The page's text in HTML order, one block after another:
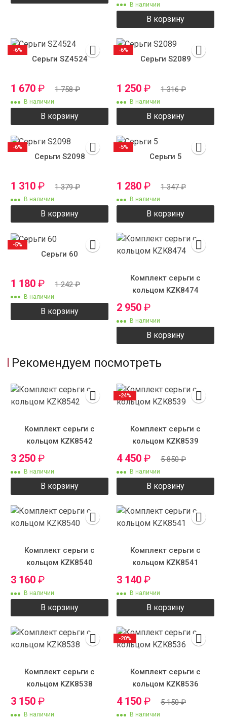
В наличии
В корзину
Серьги SZ4524
1 670 ₽ 1 758₽
В наличии
В корзину
-6%
Серьги S2089
1 250 ₽ 1 316₽
В наличии
В корзину
-6%
Серьги S2098
1 310 ₽ 1 379₽
В наличии
В корзину
-6%
Серьги 5
1 280 ₽ 1 347₽
В наличии
В корзину
-5%
Серьги 60
1 180 ₽ 1 242₽
В наличии
В корзину
-5%
Комплект серьги с
кольцом KZK8474
2 950 ₽
В наличии
В корзину
Рекомендуем посмотреть
Комплект серьги с
кольцом KZK8542
3 250 ₽
В наличии
В корзину
Комплект серьги с
кольцом KZK8539
4 450 ₽ 5 850₽
В наличии
В корзину
-24%
Комплект серьги с
кольцом KZK8540
3 160 ₽
В наличии
В корзину
Комплект серьги с
кольцом KZK8541
3 140 ₽
В наличии
В корзину
Комплект серьги с
кольцом KZK8538
3 150 ₽
В наличии
Комплект серьги с
кольцом KZK8536
4 150 ₽ 5 150₽
В наличии
-20%